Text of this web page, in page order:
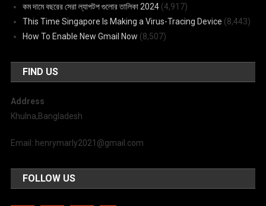
কম দামে বছরের সেরা ল্যাপটপ গুলোর তালিকা 2024 (4,917)
This Time Singapore Is Making a Virus-Tracing Device (8,443)
How To Enable New Gmail Now (8,507)
FIND US
Address
Khulna,Bangladesh
Email: henrymarly2021@gmail.com
FOLLOW US